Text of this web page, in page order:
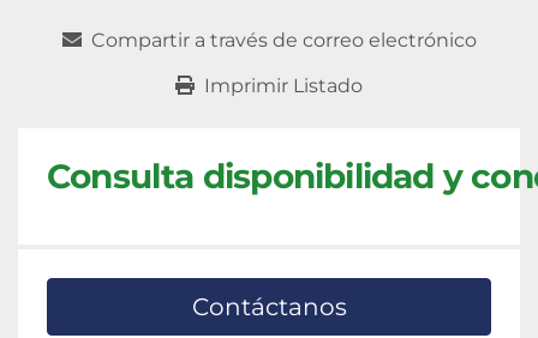
Compartir a través de correo electrónico
Imprimir Listado
Consulta disponibilidad y
Contáctanos